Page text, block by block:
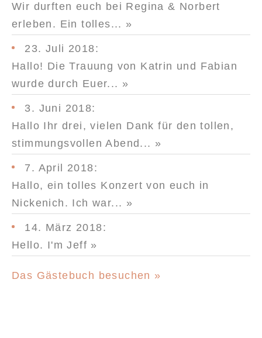
Wir durften euch bei Regina & Norbert
erleben. Ein tolles... »
23. Juli 2018:
Hallo! Die Trauung von Katrin und Fabian
wurde durch Euer... »
3. Juni 2018:
Hallo Ihr drei, vielen Dank für den tollen,
stimmungsvollen Abend... »
7. April 2018:
Hallo, ein tolles Konzert von euch in
Nickenich. Ich war... »
14. März 2018:
Hello. I'm Jeff »
Das Gästebuch besuchen »